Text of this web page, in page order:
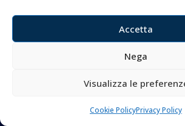
Accetta
Nega
Visualizza le
Cookie PolicyPrivacy Policy
Cookie Policy
di Leonardo e Silvia